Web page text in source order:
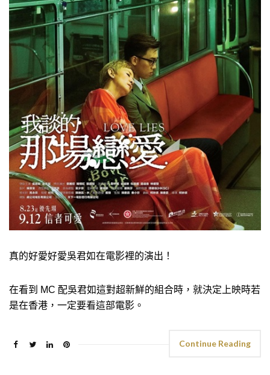
真的好愛好愛吳君如在電影裡的演出！
在看到 MC 配吳君如這對超新鮮的組合時，就決定上映時若
是在香港，一定要看這部電影。
Continue Reading